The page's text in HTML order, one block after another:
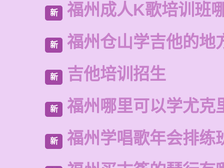
新 福州成人K歌培训班
新 福州仓山学吉他的地
新 吉他培训招生
新 福州哪里可以学尤克
新 福州学唱歌年会排练